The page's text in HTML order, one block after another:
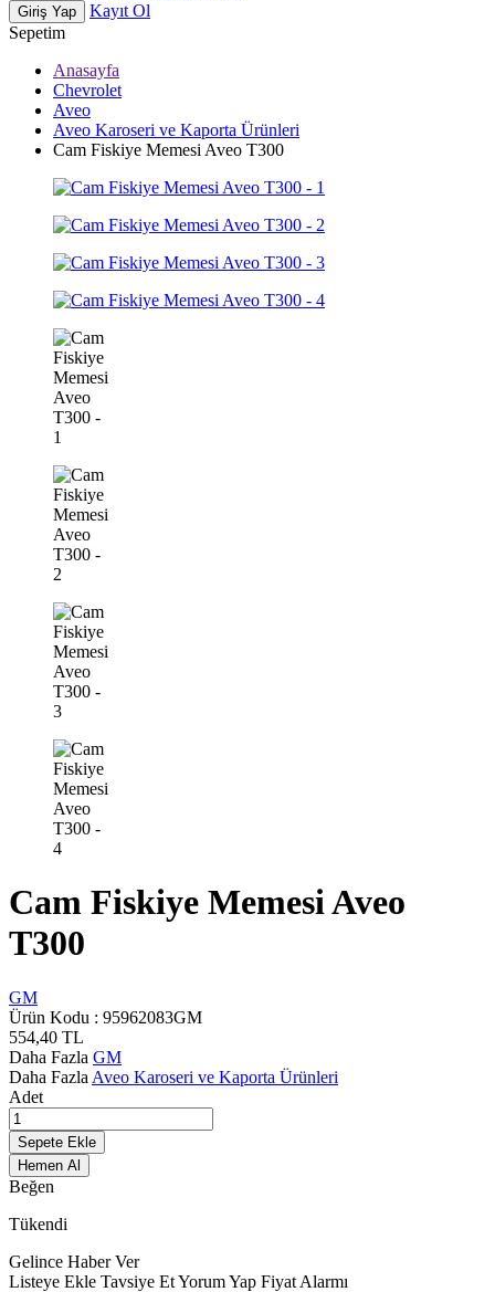
Giriş Yap
Kayıt Ol
Sepetim
Anasayfa
Chevrolet
Aveo
Aveo Karoseri ve Kaporta Ürünleri
Cam Fiskiye Memesi Aveo T300
Cam Fiskiye Memesi Aveo
T300
GM
Ürün Kodu : 95962083GM
554,40 TL
Daha Fazla GM
Daha Fazla Aveo Karoseri ve Kaporta Ürünleri
Adet
Sepete Ekle
Hemen Al
Beğen
Tükendi
Gelince Haber Ver
Listeye Ekle Tavsiye EtYorum Yap Fiyat Alarmı